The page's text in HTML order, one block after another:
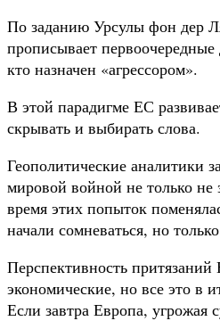
По заданию Урсулы фон дер
прописывает
кто назначен «агрессором».
В этой парадигме ЕС
скрывать и выбирать слова.
Геополитические аналитики
мировой войной не только
время этих попыток
начали сомневаться, но
Перспективность
экономические, но все это в
Если завтра Европа,